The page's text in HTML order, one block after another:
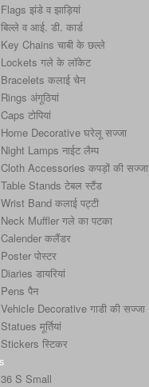
Flags झंडे व झाड़ियां
बिल्ले व आई. डी. कार्ड
Key Chains चाबी के छल्ले
Lockets गले के लॉकेट
Bracelets कलाई चेन
Rings अंगूठियां
Caps टोपियां
Home Decorative घरेलू सज्जा
Night Lamps नाईट लैम्प
Cloth Accessories कपड़ों की सज्जा
Table Stands टेबल स्टैंड
Wrist Band कलाई पट्टी
Neck Muffler गले का पटका
Calender कलैंडर
Poster पोस्टर
Diaries डायरियां
Pens पैन
Vehicle Decorative गाडी की सज्जा
Statues मूर्तियां
Stickers स्टिकर
36 S Small